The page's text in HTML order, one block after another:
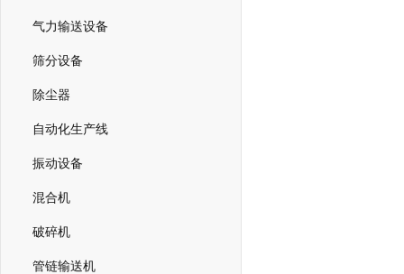
气力输送设备
筛分设备
除尘器
自动化生产线
振动设备
混合机
破碎机
管链输送机